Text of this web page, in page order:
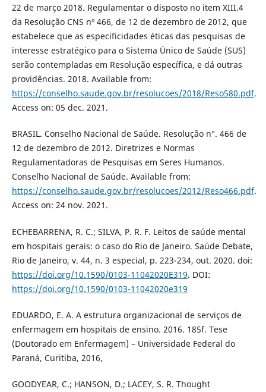
22 de março 2018. Regulamentar o disposto no item XIII.4
da Resolução CNS nº 466, de 12 de dezembro de 2012, que
estabelece que as especificidades éticas das pesquisas de
interesse estratégico para o Sistema Único de Saúde (SUS)
serão contempladas em Resolução específica, e dá outras
providências. 2018. Available from:
https://conselho.saude.gov.br/resolucoes/2018/Reso580.pdf.
Access on: 05 dec. 2021.
BRASIL. Conselho Nacional de Saúde. Resolução n°. 466 de
12 de dezembro de 2012. Diretrizes e Normas
Regulamentadoras de Pesquisas em Seres Humanos.
Conselho Nacional de Saúde. Available from:
https://conselho.saude.gov.br/resolucoes/2012/Reso466.pdf.
Access on: 24 nov. 2021.
ECHEBARRENA, R. C.; SILVA, P. R. F. Leitos de saúde mental
em hospitais gerais: o caso do Rio de Janeiro. Saúde Debate,
Rio de Janeiro, v. 44, n. 3 especial, p. 223-234, out. 2020. doi:
https://doi.org/10.1590/0103-11042020E319. DOI:
https://doi.org/10.1590/0103-11042020e319
EDUARDO, E. A. A estrutura organizacional de serviços de
enfermagem em hospitais de ensino. 2016. 185f. Tese
(Doutorado em Enfermagem) – Universidade Federal do
Paraná, Curitiba, 2016,
GOODYEAR, C.; HANSON, D.; LACEY, S. R. Thought